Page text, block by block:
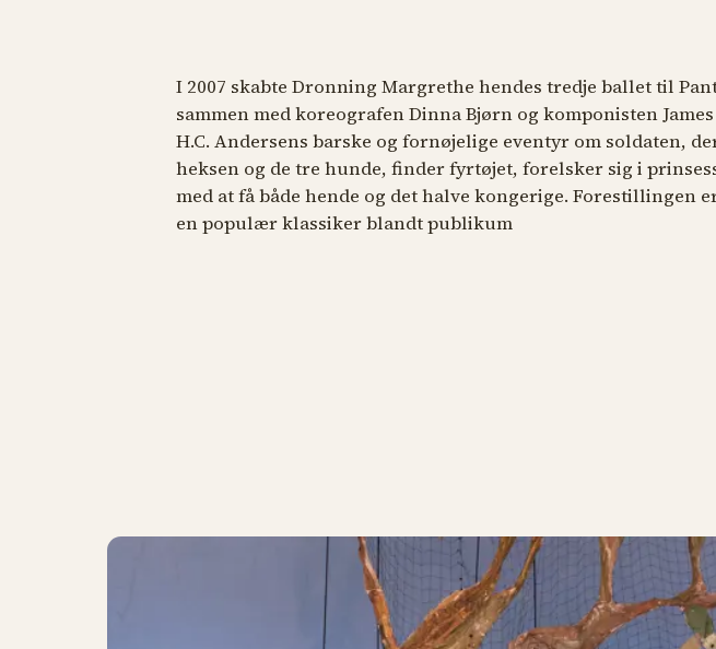
I 2007 skabte Dronning Margrethe hendes tredje ballet til
sammen med koreografen Dinna Bjørn og komponisten
H.C. Andersens barske og fornøjelige eventyr om soldaten,
heksen og de tre hunde, finder fyrtøjet, forelsker sig i
med at få både hende og det halve kongerige. Forestillingen
en populær klassiker blandt publikum